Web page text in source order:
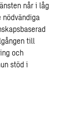
når i låg
till
och
stöd i